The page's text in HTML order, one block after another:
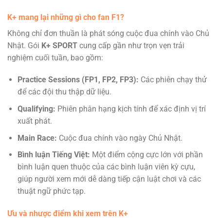
K+ mang lại những gì cho fan F1?
Không chỉ đơn thuần là phát sóng cuộc đua chính vào Chủ
Nhật. Gói K+ SPORT cung cấp gần như trọn vẹn trải
nghiệm cuối tuần, bao gồm:
Practice Sessions (FP1, FP2, FP3): Các phiên chạy thử
để các đội thu thập dữ liệu.
Qualifying: Phiên phân hạng kịch tính để xác định vị trí
xuất phát.
Main Race: Cuộc đua chính vào ngày Chủ Nhật.
Bình luận Tiếng Việt: Một điểm cộng cực lớn với phần
bình luận quen thuộc của các bình luận viên kỳ cựu,
giúp người xem mới dễ dàng tiếp cận luật chơi và các
thuật ngữ phức tạp.
Ưu và nhược điểm khi xem trên K+